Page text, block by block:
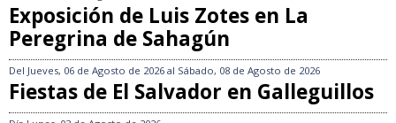
Exposición de Luis Zotes en La
Peregrina de Sahagún
Del Jueves, 06 de Agosto de 2026 al Sábado, 08 de Agosto de 2026
Fiestas de El Salvador en Galleguillos